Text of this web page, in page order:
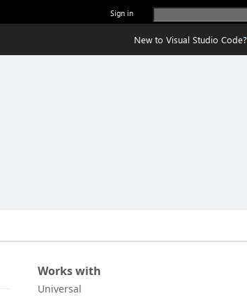
Sign in
New to Visual Studio Code?
Works with
Universal